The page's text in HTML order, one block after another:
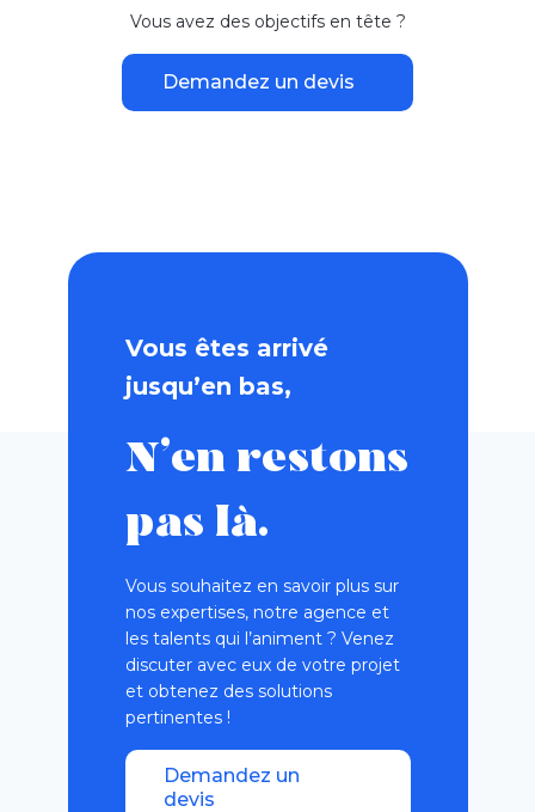
Vous avez des objectifs en tête ?
Demandez un devis
Vous êtes arrivé
jusqu’en bas,
N’en restons
pas là.
Vous souhaitez en savoir plus sur
nos expertises, notre agence et
les talents qui l’animent ? Venez
discuter avec eux de votre projet
et obtenez des solutions
pertinentes !
Demandez un
devis